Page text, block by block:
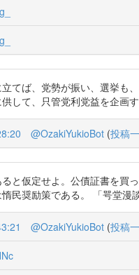
てば、党勢が振い、選挙も
して、只管党利党益を企画
@OzakiYukioBot (投稿
と仮定せよ。公債証書を買
民奨励策である。 「咢堂
@OzakiYukioBot (投稿